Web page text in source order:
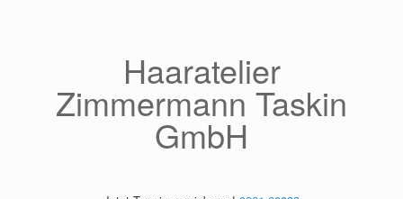
Haaratelier
Zimmermann Taskin
GmbH